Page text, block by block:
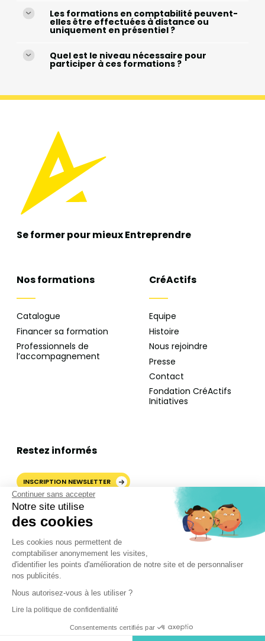
Continuer sans accepter
Notre site utilise
des cookies
Les cookies nous permettent de
comptabiliser anonymement les visites,
d'identifier les points d'amélioration de notre site et de personnaliser
nos publicités.
Nous autorisez-vous à les utiliser ?
Lire la politique de confidentialité
Consentements certifiés par
Les formations en comptabilité peuvent-
elles être effectuées à distance ou
uniquement en présentiel ?
Quel est le niveau nécessaire pour
participer à ces formations ?
Se former pour mieuxEntreprendre
Nos formations
Catalogue
Financer sa formation
Professionnels de
l’accompagnement
CréActifs
Equipe
Histoire
Nous rejoindre
Presse
Contact
Fondation CréActifs
Initiatives
Restez informés
INSCRIPTION NEWSLETTER
AJOUTER CRÉACTIFS COMME
SOURCE PRÉFÉRÉE SUR
GOOGLE
©2024 CréActifs. Tous droits réservés.
Mentions légales•CGV•FAQ